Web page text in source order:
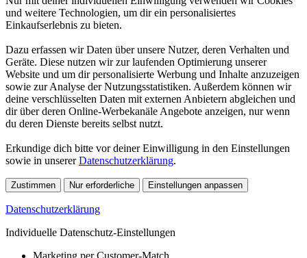
und weitere Technologien, um dir ein personalisiertes
Einkaufserlebnis zu bieten.
Dazu erfassen wir Daten über unsere Nutzer, deren Verhalten und
Geräte. Diese nutzen wir zur laufenden Optimierung unserer
Website und um dir personalisierte Werbung und Inhalte anzuzeigen
sowie zur Analyse der Nutzungsstatistiken. Außerdem können wir
deine verschlüsselten Daten mit externen Anbietern abgleichen und
dir über deren Online-Werbekanäle Angebote anzeigen, nur wenn
du deren Dienste bereits selbst nutzt.
Erkundige dich bitte vor deiner Einwilligung in den Einstellungen
sowie in unsererDatenschutzerklärung.
Zustimmen Nur erforderliche Einstellungen anpassen
Datenschutzerklärung
Individuelle Datenschutz-Einstellungen
Marketing per Customer-Match